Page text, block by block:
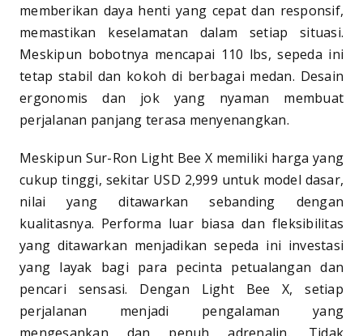
memberikan daya henti yang cepat dan responsif,
memastikan keselamatan dalam setiap situasi.
Meskipun bobotnya mencapai 110 lbs, sepeda ini
tetap stabil dan kokoh di berbagai medan. Desain
ergonomis dan jok yang nyaman membuat
perjalanan panjang terasa menyenangkan.
Meskipun Sur-Ron Light Bee X memiliki harga yang
cukup tinggi, sekitar USD 2,999 untuk model dasar,
nilai yang ditawarkan sebanding dengan
kualitasnya. Performa luar biasa dan fleksibilitas
yang ditawarkan menjadikan sepeda ini investasi
yang layak bagi para pecinta petualangan dan
pencari sensasi. Dengan Light Bee X, setiap
perjalanan menjadi pengalaman yang